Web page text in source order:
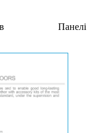
пальців Панелі